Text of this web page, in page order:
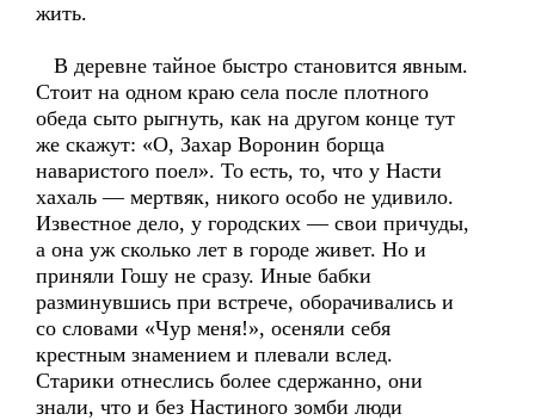
жить.
В деревне тайное быстро становится явным.
Стоит на одном краю села после плотного
обеда сыто рыгнуть, как на другом конце тут
же скажут: «О, Захар Воронин борща
наваристого поел». То есть, то, что у Насти
хахаль — мертвяк, никого особо не удивило.
Известное дело, у городских — свои причуды,
а она уж сколько лет в городе живет. Но и
приняли Гошу не сразу. Иные бабки
разминувшись при встрече, оборачивались и
со словами «Чур меня!», осеняли себя
крестным знамением и плевали вслед.
Старики отнеслись более сдержанно, они
знали, что и без Настиного зомби люди